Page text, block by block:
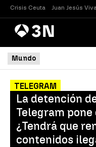
Crisis Ceuta Juan Jesús
AntenaNoticias
Mundo
TELEGRAM
La detención
Telegram pone
¿Tendrá que
contenidos